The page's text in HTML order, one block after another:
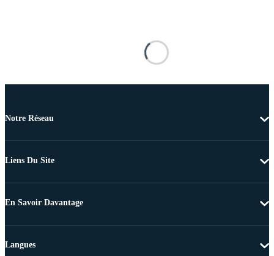
Notre Réseau
Liens Du Site
En Savoir Davantage
Langues